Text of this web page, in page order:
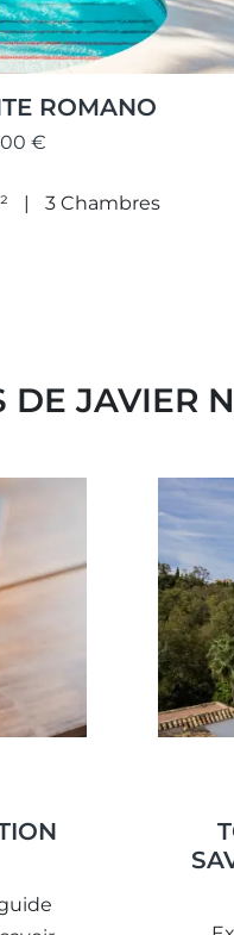
ROMANO
€
3 Chambres
DE JAVIER